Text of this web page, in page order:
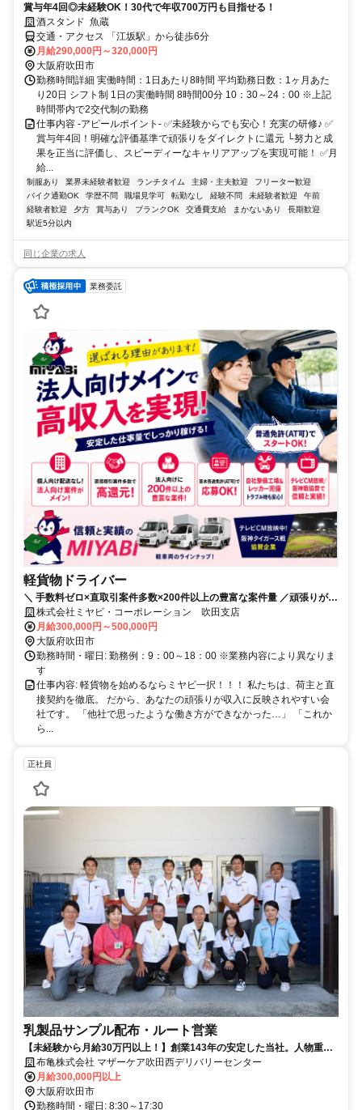
賞与年4回◎未経験OK！30代で年収700万円も目指せる！
酒スタンド 魚蔵
交通・アクセス 「江坂駅」から徒歩6分
月給290,000円～320,000円
大阪府吹田市
勤務時間詳細 実働時間：1日あたり8時間 平均勤務日数：1ヶ月あた
り20日 シフト制 1日の実働時間 8時間00分 10：30～24：00 ※上記
時間帯内で2交代制の勤務
仕事内容 -アピールポイント- ✅未経験からでも安心！充実の研修♪ ✅
賞与年4回！明確な評価基準で頑張りをダイレクトに還元 └努力と成
果を正当に評価し、スピーディーなキャリアアップを実現可能！ ✅月
給...
制服あり 業界未経験者歓迎 ランチタイム 主婦・主夫歓迎
フリーター歓迎
バイク通勤OK
学歴不問 職場見学可 転勤なし 経験不問 未経験者歓迎
午前
経験者歓迎
夕方 賞与あり ブランクOK 交通費支給 まかないあり
長期歓迎
駅近5分以内
同じ企業の求人
業務委託
軽貨物ドライバー
＼ 手数料ゼロ×直取引案件多数×200件以上の豊富な案件量 ／頑張りが収
入へ直結！本気で稼げる環境がミヤビに。
株式会社ミヤビ・コーポレーション 吹田支店
月給300,000円～500,000円
大阪府吹田市
勤務時間・曜日: 勤務例：9：00～18：00 ※業務内容により異なりま
す
仕事内容: 軽貨物を始めるならミヤビ一択！！！ 私たちは、荷主と直
接契約を徹底。 だから、あなたの頑張りが収入に反映されやすい会
社です。 「他社で思ったような働き方ができなかった…」 「これか
ら...
正社員
乳製品サンプル配布・ルート営業
【未経験から月給30万円以上！】創業143年の安定した当社。人物重
視・年齢学歴不問です！
布亀株式会社 マザーケア吹田西デリバリーセンター
月給300,000円以上
大阪府吹田市
勤務時間・曜日: 8:30～17:30